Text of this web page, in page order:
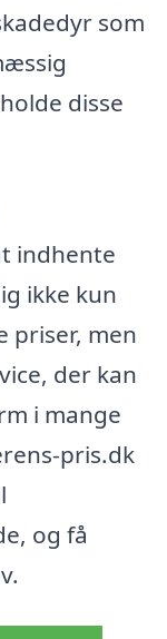
som
disse
indhente
ikke kun
priser, men
der kan
i mange
pris.dk
og få